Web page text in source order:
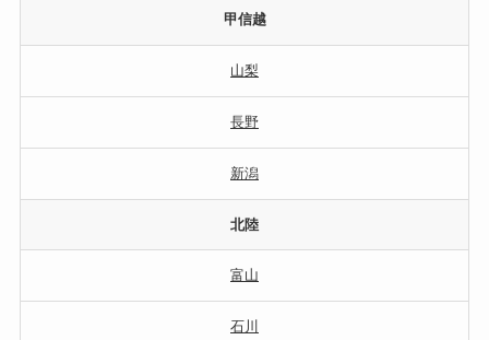
甲信越
山梨
長野
新潟
北陸
富山
石川